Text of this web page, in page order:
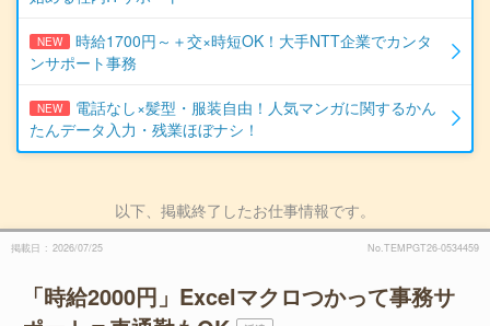
NEW
時給1700円～＋交×時短OK！大手NTT企業でカンタ
ンサポート事務
NEW
電話なし×髪型・服装自由！人気マンガに関するかん
たんデータ入力・残業ほぼナシ！
以下、掲載終了したお仕事情報です。
掲載日 2026/07/25 No.TEMPGT26-0534459
「時給2000円」Excelマクロつかって事務サ